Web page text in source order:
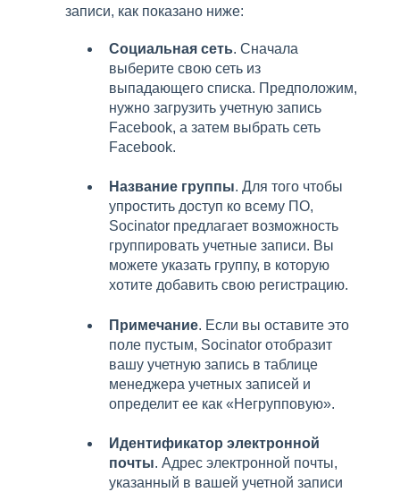
записи, как показано ниже:
Социальная сеть. Сначала
выберите свою сеть из
выпадающего списка. Предположим,
нужно загрузить учетную запись
Facebook, а затем выбрать сеть
Facebook.
Название группы. Для того чтобы
упростить доступ ко всему ПО,
Socinator предлагает возможность
группировать учетные записи. Вы
можете указать группу, в которую
хотите добавить свою регистрацию.
Примечание. Если вы оставите это
поле пустым, Socinator отобразит
вашу учетную запись в таблице
менеджера учетных записей и
определит ее как «Негрупповую».
Идентификатор электронной
почты. Адрес электронной почты,
указанный в вашей учетной записи